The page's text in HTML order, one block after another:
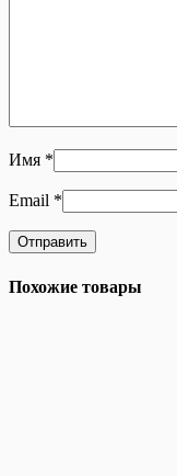
Имя *
Email *
Похожие товары